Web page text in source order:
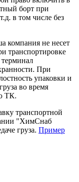
борт при
в том числе без
компания не несет
транспортировке
При
упаковки и
во время
ТК.
транспортной
"ХимСнаб
груза. Пример